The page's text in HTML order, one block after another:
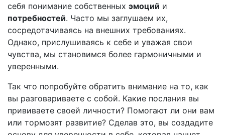
себя понимание собственных эмоций и
потребностей. Часто мы заглушаем их,
сосредотачиваясь на внешних требованиях.
Однако, прислушиваясь к себе и уважая свои
чувства, мы становимся более гармоничными и
уверенными.
Так что попробуйте обратить внимание на то, как
вы разговариваете с собой. Какие послания вы
прививаете своей личности? Помогают ли они вам
или тормозят развитие? Сделав это, вы создадите